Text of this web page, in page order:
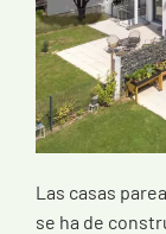
Las casas
se ha de